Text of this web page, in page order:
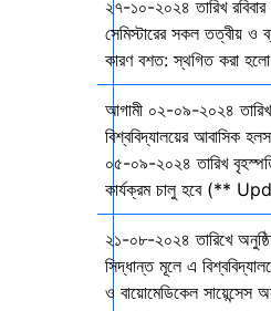
২৭-১০-২০২৪ তারিখ
সেমিস্টারের সকল তত্বীয় ও
কারণ বশত: স্থগিত করা হলো
আগামী ০২-০৯-২০২৪
বিশ্ববিদ্যালয়ের আবাসিক
০৫-০৯-২০২৪ তারিখ
কার্যক্রম চালু হবে (**
২১-০৮-২০২৪ তারিখে
সিদ্ধান্ত মূলে এ
ও বায়োমেডিকেল সায়েন্সেস